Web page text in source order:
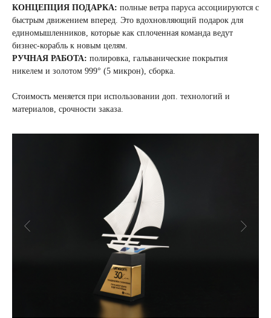
КОНЦЕПЦИЯ ПОДАРКА: полные ветра паруса ассоциируются с
быстрым движением вперед. Это вдохновляющий подарок для
единомышленников, которые как сплоченная команда ведут
бизнес-корабль к новым целям.
РУЧНАЯ РАБОТА: полировка, гальванические покрытия
никелем и золотом 999° (5 микрон), сборка.
Стоимость меняется при использовании доп. технологий и
материалов, срочности заказа.